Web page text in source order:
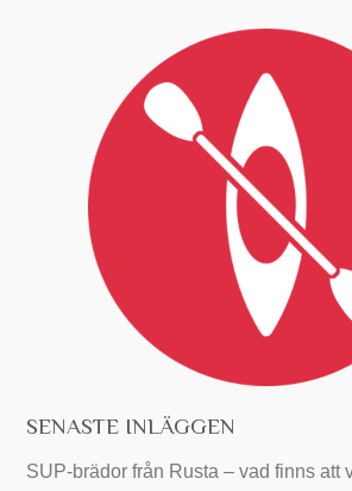
SENASTE INLÄGGEN
SUP-brädor från Rusta – vad finns att